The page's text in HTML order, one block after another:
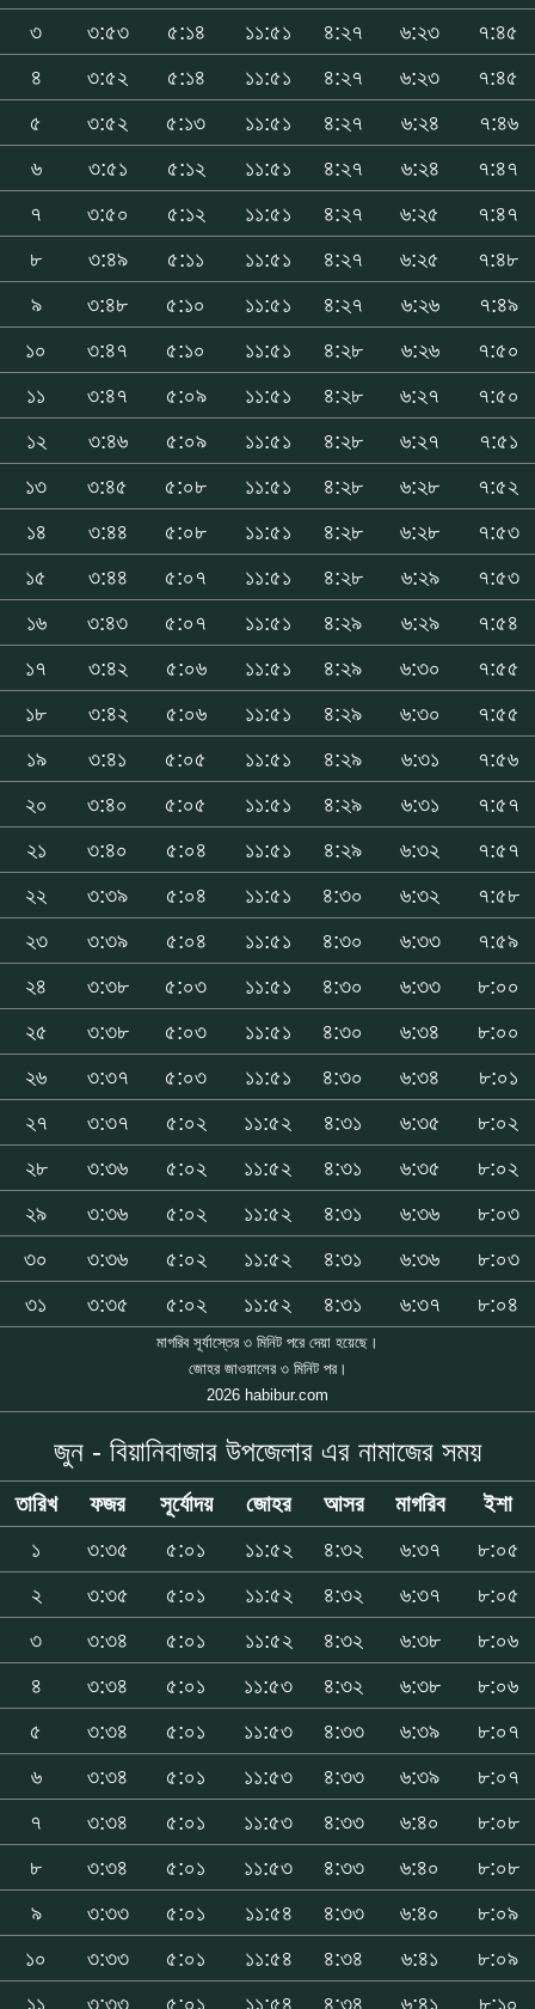
৩
৩:৫৩ ৫:১৪ ১১:৫১ ৪:২৭ ৬:২৩
৭:৪৫
৪
৩:৫২ ৫:১৪ ১১:৫১ ৪:২৭ ৬:২৩
৭:৪৫
৫
৩:৫২ ৫:১৩ ১১:৫১ ৪:২৭ ৬:২৪
৭:৪৬
৬
৩:৫১ ৫:১২ ১১:৫১ ৪:২৭ ৬:২৪
৭:৪৭
৭
৩:৫০ ৫:১২ ১১:৫১ ৪:২৭ ৬:২৫
৭:৪৭
৮
৩:৪৯ ৫:১১ ১১:৫১ ৪:২৭ ৬:২৫
৭:৪৮
৯
৩:৪৮ ৫:১০ ১১:৫১ ৪:২৭ ৬:২৬
৭:৪৯
১০
৩:৪৭ ৫:১০ ১১:৫১ ৪:২৮ ৬:২৬
৭:৫০
১১
৩:৪৭ ৫:০৯ ১১:৫১ ৪:২৮ ৬:২৭
৭:৫০
১২
৩:৪৬ ৫:০৯ ১১:৫১ ৪:২৮ ৬:২৭
৭:৫১
১৩
৩:৪৫ ৫:০৮ ১১:৫১ ৪:২৮ ৬:২৮
৭:৫২
১৪
৩:৪৪ ৫:০৮ ১১:৫১ ৪:২৮ ৬:২৮
৭:৫৩
১৫
৩:৪৪ ৫:০৭ ১১:৫১ ৪:২৮ ৬:২৯
৭:৫৩
১৬
৩:৪৩ ৫:০৭ ১১:৫১ ৪:২৯ ৬:২৯
৭:৫৪
১৭
৩:৪২ ৫:০৬ ১১:৫১ ৪:২৯ ৬:৩০
৭:৫৫
১৮
৩:৪২ ৫:০৬ ১১:৫১ ৪:২৯ ৬:৩০
৭:৫৫
১৯
৩:৪১ ৫:০৫ ১১:৫১ ৪:২৯ ৬:৩১
৭:৫৬
২০
৩:৪০ ৫:০৫ ১১:৫১ ৪:২৯ ৬:৩১
৭:৫৭
২১
৩:৪০ ৫:০৪ ১১:৫১ ৪:২৯ ৬:৩২
৭:৫৭
২২
৩:৩৯ ৫:০৪ ১১:৫১ ৪:৩০ ৬:৩২
৭:৫৮
২৩
৩:৩৯ ৫:০৪ ১১:৫১ ৪:৩০ ৬:৩৩
৭:৫৯
২৪
৩:৩৮ ৫:০৩ ১১:৫১ ৪:৩০ ৬:৩৩
৮:০০
২৫
৩:৩৮ ৫:০৩ ১১:৫১ ৪:৩০ ৬:৩৪
৮:০০
২৬
৩:৩৭ ৫:০৩ ১১:৫১ ৪:৩০ ৬:৩৪
৮:০১
২৭
৩:৩৭ ৫:০২ ১১:৫২ ৪:৩১ ৬:৩৫
৮:০২
২৮
৩:৩৬ ৫:০২ ১১:৫২ ৪:৩১ ৬:৩৫
৮:০২
২৯
৩:৩৬ ৫:০২ ১১:৫২ ৪:৩১ ৬:৩৬
৮:০৩
৩০
৩:৩৬ ৫:০২ ১১:৫২ ৪:৩১ ৬:৩৬
৮:০৩
৩১
৩:৩৫ ৫:০২ ১১:৫২ ৪:৩১ ৬:৩৭ ৮:০৪
মাগরিব সূর্যাস্তের ৩ মিনিট পরে দেয়া হয়েছে।
জোহর জাওয়ালের ৩ মিনিট পর।
2026 habibur.com
জুন - বিয়ানিবাজার উপজেলার এর নামাজের সময়
তারিখ ফজর সূর্যোদয় জোহর আসর মাগরিব
ইশা
১
৩:৩৫ ৫:০১ ১১:৫২ ৪:৩২ ৬:৩৭
৮:০৫
২
৩:৩৫ ৫:০১ ১১:৫২ ৪:৩২ ৬:৩৭
৮:০৫
৩
৩:৩৪ ৫:০১ ১১:৫২ ৪:৩২ ৬:৩৮
৮:০৬
৪
৩:৩৪ ৫:০১ ১১:৫৩ ৪:৩২ ৬:৩৮
৮:০৬
৫
৩:৩৪ ৫:০১ ১১:৫৩ ৪:৩৩ ৬:৩৯
৮:০৭
৬
৩:৩৪ ৫:০১ ১১:৫৩ ৪:৩৩ ৬:৩৯
৮:০৭
৭
৩:৩৪ ৫:০১ ১১:৫৩ ৪:৩৩ ৬:৪০
৮:০৮
৮
৩:৩৪ ৫:০১ ১১:৫৩ ৪:৩৩ ৬:৪০
৮:০৮
৯
৩:৩৩ ৫:০১ ১১:৫৪ ৪:৩৩ ৬:৪০
৮:০৯
১০
৩:৩৩ ৫:০১ ১১:৫৪ ৪:৩৪ ৬:৪১
৮:০৯
১১
৩:৩৩ ৫:০১ ১১:৫৪ ৪:৩৪ ৬:৪১ ৮:১০